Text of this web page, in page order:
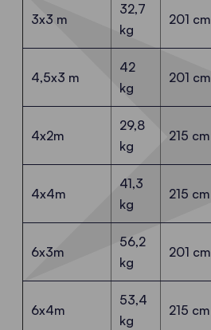
3x3 m
32,7
kg
201 cm
4,5x3 m
42
kg
201 cm
4x2m
29,8
kg
215 cm
4x4m
41,3
kg
215 cm
6x3m
56,2
kg
201 cm
6x4m
53,4
kg
215 cm